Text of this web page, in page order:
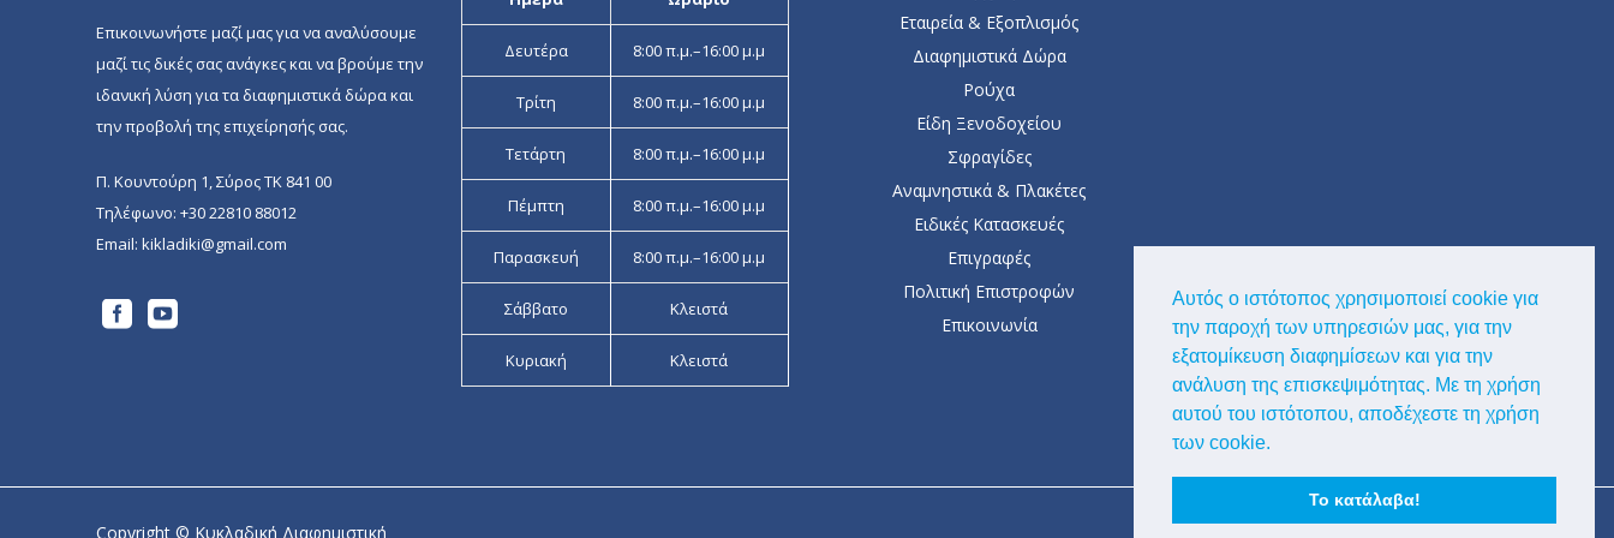
Αυτός ο ιστότοπος χρησιμοποιεί cookie για
την παροχή των υπηρεσιών μας, για την
εξατομίκευση διαφημίσεων και για την
ανάλυση της επισκεψιμότητας. Με τη χρήση
αυτού του ιστότοπου, αποδέχεστε τη χρήση
των cookie.
Το κατάλαβα!
Επικοινωνήστε μαζί μας για να αναλύσουμε
μαζί τις δικές σας ανάγκες και να βρούμε την
ιδανική λύση για τα διαφημιστικά δώρα και
την προβολή της επιχείρησής σας.
Π. Κουντούρη 1, Σύρος ΤΚ 841 00
Τηλέφωνο: +30 22810 88012
Email: kikladiki@gmail.com
Δευτέρα 8:00 π.μ.–16:00 μ.μ
Τρίτη 8:00 π.μ.–16:00 μ.μ
Τετάρτη 8:00 π.μ.–16:00 μ.μ
Πέμπτη 8:00 π.μ.–16:00 μ.μ
Παρασκευή 8:00 π.μ.–16:00 μ.μ
Σάββατο Κλειστά
Κυριακή Κλειστά
Εταιρεία & Εξοπλισμός
Διαφημιστικά Δώρα
Ρούχα
Είδη Ξενοδοχείου
Σφραγίδες
Αναμνηστικά & Πλακέτες
Ειδικές Κατασκευές
Επιγραφές
Πολιτική Επιστροφών
Επικοινωνία
Copyright © Κυκλαδική Διαφημιστική